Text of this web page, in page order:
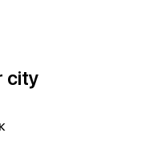
в
18.01.2021г.
city